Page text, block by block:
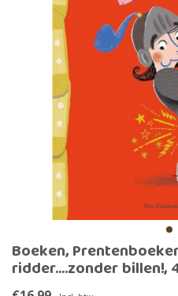
Boeken,
ridder....zonder billen!,